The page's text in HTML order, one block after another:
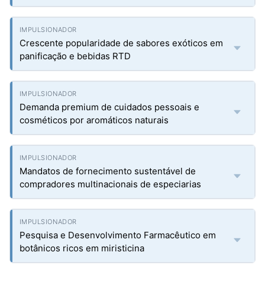
Crescente popularidade de sabores exóticos em
panificação e bebidas RTD
Demanda premium de cuidados pessoais e
cosméticos por aromáticos naturais
Mandatos de fornecimento sustentável de
compradores multinacionais de especiarias
Pesquisa e Desenvolvimento Farmacêutico em
botânicos ricos em miristicina